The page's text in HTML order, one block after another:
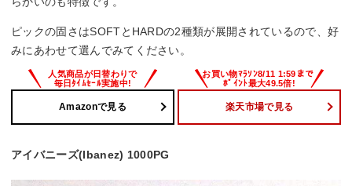
ピックの固さはSOFTとHARDの2種類が展開されているので、好
みにあわせて選んでみてください。
Amazonで見る 楽天市場で見る
アイバニーズ(Ibanez) 1000PG